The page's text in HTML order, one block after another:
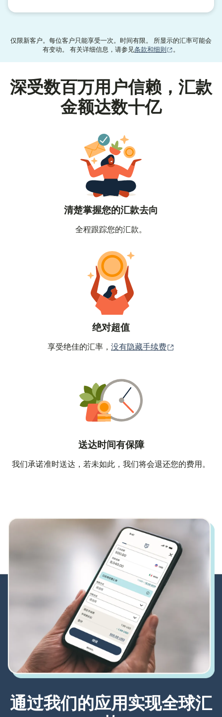
仅限新客户。每位客户只能享受一次。时间有限。 所显示的汇率可能会
有变动。 有关详细信息，请参见条款和细则 。
深受数百万用户信赖，汇款
金额达数十亿
清楚掌握您的汇款去向
全程跟踪您的汇款。
绝对超值
享受绝佳的汇率， 没有隐藏手续费
送达时间有保障
我们承诺准时送达，若未如此，我们将会退还您的费用。
通过我们的应用实现全球汇